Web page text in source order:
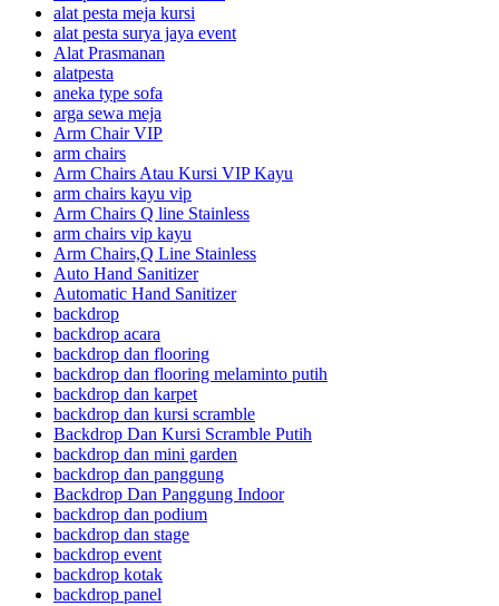
alat pesta meja kursi
alat pesta surya jaya event
Alat Prasmanan
alatpesta
aneka type sofa
arga sewa meja
Arm Chair VIP
arm chairs
Arm Chairs Atau Kursi VIP Kayu
arm chairs kayu vip
Arm Chairs Q line Stainless
arm chairs vip kayu
Arm Chairs,Q Line Stainless
Auto Hand Sanitizer
Automatic Hand Sanitizer
backdrop
backdrop acara
backdrop dan flooring
backdrop dan flooring melaminto putih
backdrop dan karpet
backdrop dan kursi scramble
Backdrop Dan Kursi Scramble Putih
backdrop dan mini garden
backdrop dan panggung
Backdrop Dan Panggung Indoor
backdrop dan podium
backdrop dan stage
backdrop event
backdrop kotak
backdrop panel